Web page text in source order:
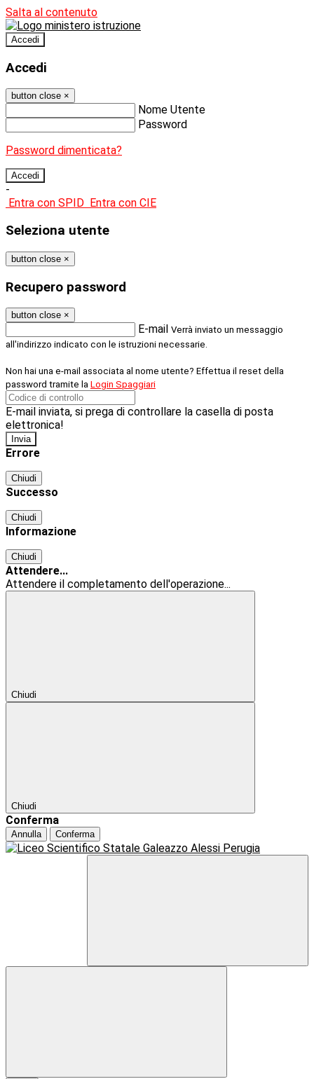
Salta al contenuto
Accedi
Accedi
button close ×
Nome Utente
Password
Password dimenticata?
-
Entra con SPID Entra con CIE
Seleziona utente
button close ×
Recupero password
button close ×
E-mail Verrà inviato un messaggio
all'indirizzo indicato con le istruzioni necessarie.
Non hai una e-mail associata al nome utente? Effettua il reset della
password tramite la Login Spaggiari
E-mail inviata, si prega di controllare la casella di posta
elettronica!
Errore
Chiudi
Successo
Chiudi
Informazione
Chiudi
Attendere...
Attendere il completamento dell'operazione...
Chiudi
Chiudi
Conferma
Annulla Conferma